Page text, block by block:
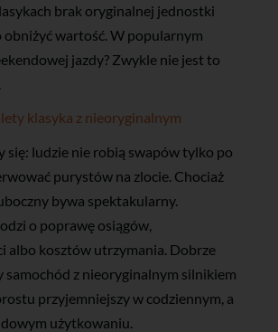
brak oryginalnej jednostki
wartość. W popularnym
jazdy? Zwykle nie jest to
klasyka z nieoryginalnym
się: ludzie nie robią swapów tylko po
purystów na zlocie. Chociaż
bywa spektakularny.
o poprawę osiągów,
albo kosztów utrzymania. Dobrze
samochód z nieoryginalnym silnikiem
przyjemniejszy w codziennym, a
użytkowaniu.